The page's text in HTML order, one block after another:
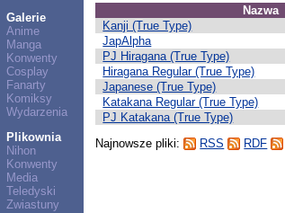
Galerie
Anime
Manga
Konwenty
Cosplay
Fanarty
Komiksy
Wydarzenia
Plikownia
Nihon
Konwenty
Media
Teledyski
Zwiastuny
Nazwa
Kanji (True Type)
JapAlpha
PJ Hiragana (True Type)
Hiragana Regular (True Type)
Japanese (True Type)
Katakana Regular (True Type)
PJ Katakana (True Type)
Najnowsze pliki:
RSS RDF